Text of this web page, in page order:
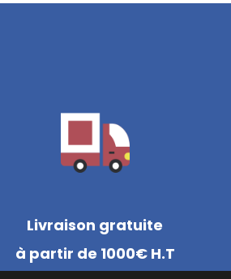
Livraison gratuite
à partir de 1000€ H.T